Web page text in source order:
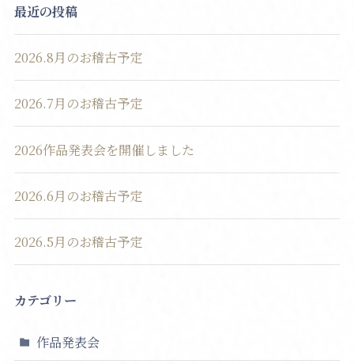
最近の投稿
2026.8月のお稽古予定
2026.7月のお稽古予定
2026作品発表会を開催しました
2026.6月のお稽古予定
2026.5月のお稽古予定
カテゴリー
作品発表会